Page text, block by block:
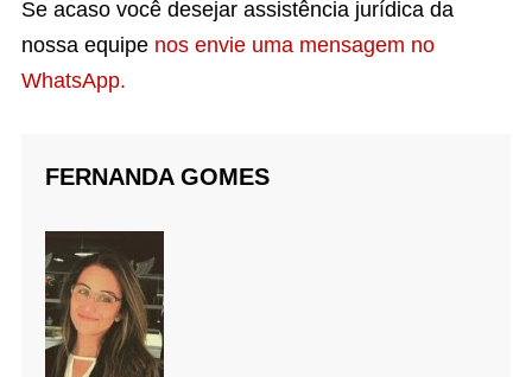
Se acaso você desejar assistência jurídica da
nossa equipe nos envie uma mensagem no
WhatsApp.
FERNANDA GOMES